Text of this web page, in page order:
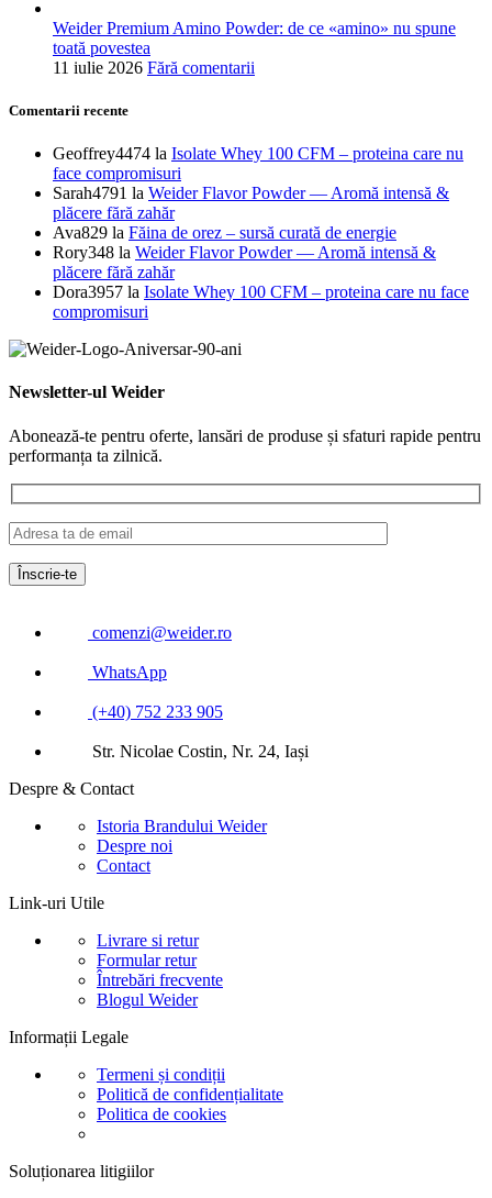
Weider Premium Amino Powder: de ce «amino» nu spune
toată povestea
11 iulie 2026 Fără comentarii
Comentarii recente
Geoffrey4474 la Isolate Whey 100 CFM – proteina care nu
face compromisuri
Sarah4791 la Weider Flavor Powder — Aromă intensă &
plăcere fără zahăr
Ava829 la Făina de orez – sursă curată de energie
Rory348 la Weider Flavor Powder — Aromă intensă &
plăcere fără zahăr
Dora3957 la Isolate Whey 100 CFM – proteina care nu face
compromisuri
Newsletter-ul Weider
Abonează-te pentru oferte, lansări de produse și sfaturi rapide pentru
performanța ta zilnică.
comenzi@weider.ro
WhatsApp
(+40) 752 233 905
Str. Nicolae Costin, Nr. 24, Iași
Despre & Contact
Istoria Brandului Weider
Despre noi
Contact
Link-uri Utile
Livrare si retur
Formular retur
Întrebări frecvente
Blogul Weider
Informații Legale
Termeni și condiții
Politică de confidențialitate
Politica de cookies
Soluționarea litigiilor